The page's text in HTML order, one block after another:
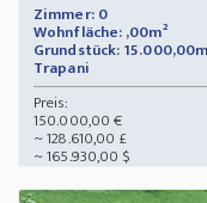
Zimmer: 0
Wohnfläche: ,00m²
Grundstück:
Trapani
Preis:
150.000,00 €
~ 128.610,00 £
~ 165.930,00 $